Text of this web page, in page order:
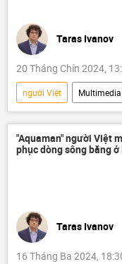
Taras Ivanov
20 Tháng Chín 2024,
người Việt Multimedia
Tác giả
Video
Mưa bão, lũ lụt lịch sử,
siêu bão
cơn
"Aquaman" người Việt
phục dòng sông băng ở
Taras Ivanov
16 Tháng Ba 2024,